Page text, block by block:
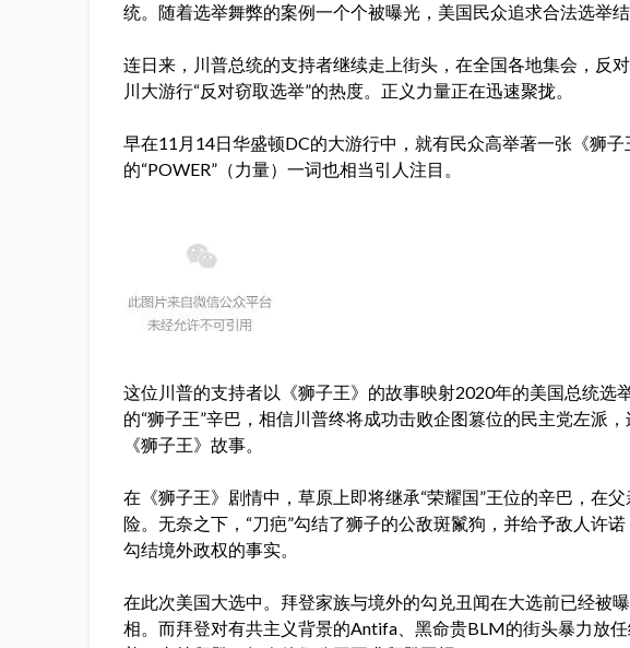
统。随着选举舞弊的案例一个个被曝光，美国民众追求合法选举
连日来，川普总统的支持者继续走上街头，在全国各地集会，反
川大游行“反对窃取选举”的热度。正义力量正在迅速聚拢。
早在11月14日华盛顿DC的大游行中，就有民众高举著一张《狮
的“POWER”（力量）一词也相当引人注目。
这位川普的支持者以《狮子王》的故事映射2020年的美国总统选
的“狮子王”辛巴，相信川普终将成功击败企图篡位的民主党左派
《狮子王》故事。
在《狮子王》剧情中，草原上即将继承“荣耀国”王位的辛巴，在
险。无奈之下，“刀疤”勾结了狮子的公敌斑鬣狗，并给予敌人许
勾结境外政权的事实。
在此次美国大选中。拜登家族与境外的勾兑丑闻在大选前已经被
相。而拜登对有共主义背景的Antifa、黑命贵BLM的街头暴力放